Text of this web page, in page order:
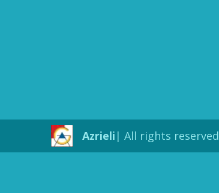
All rights reserved |
Azrieli